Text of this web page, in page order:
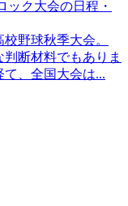
ック大会の日程・
野球秋季大会。
断材料でもありま
、全国大会は...